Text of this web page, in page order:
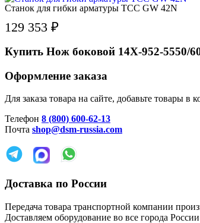
Станок для гибки арматуры ТСС GW 42N
129 353 ₽
Купить Нож боковой 14X-952-5550/
Оформление заказа
Для заказа товара на сайте, добавьте товары
Телефон 8 (800) 600-62-13
Почта shop@dsm-russia.com
Доставка по России
Передача товара транспортной компании
Доставляем оборудование во все города